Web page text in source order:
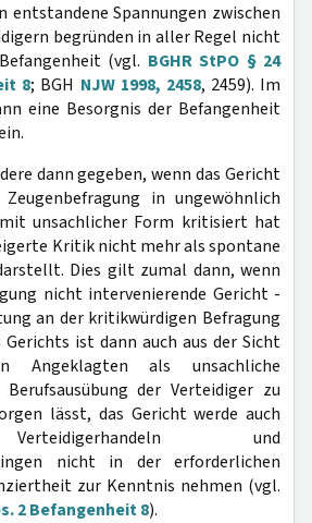
entstandene Spannungen zwischen
begründen in aller Regel nicht
(vgl. BGHR StPO § 24
8; BGH NJW 1998, 2458, 2459). Im
eine Besorgnis der Befangenheit
dann gegeben, wenn das Gericht
in ungewöhnlich
unsachlicher Form kritisiert hat
Kritik nicht mehr als spontane
Dies gilt zumal dann, wenn
nicht intervenierende Gericht -
an der kritikwürdigen Befragung
ist dann auch aus der Sicht
Angeklagten als unsachliche
der Verteidiger zu
lässt, das Gericht werde auch
und
nicht in der erforderlichen
zur Kenntnis nehmen (vgl.
2 Befangenheit 8).